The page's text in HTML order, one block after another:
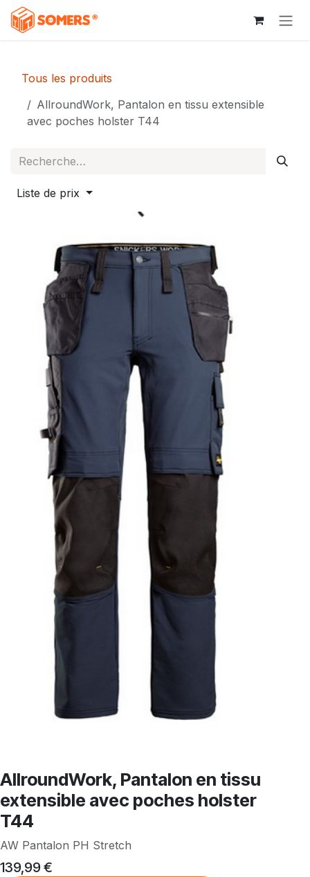
Se rendre au contenu
Tous les produits
AllroundWork, Pantalon en tissu extensible
avec poches holster T44
Liste de prix
AllroundWork, Pantalon en tissu
extensible avec poches holster
T44
AW Pantalon PH Stretch
139,99€